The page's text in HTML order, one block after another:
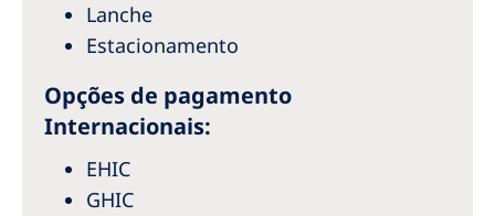
United States of America
NephroCare International
Global Website
Lanche
Estacionamento
Opções de pagamento
Internacionais:
EHIC
GHIC